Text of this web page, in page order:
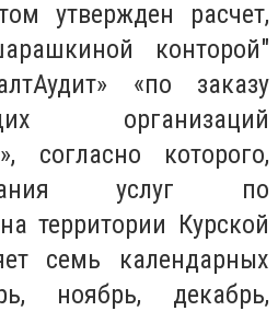
утвержден расчет,
конторой"
«по заказу
организаций
согласно которого,
услуг по
территории Курской
семь календарных
ноябрь, декабрь,